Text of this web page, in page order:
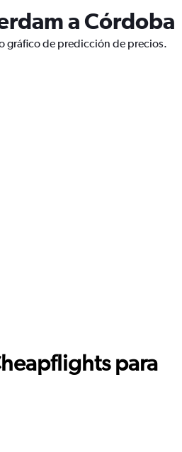
a Córdoba
gráfico de predicción de precios.
para